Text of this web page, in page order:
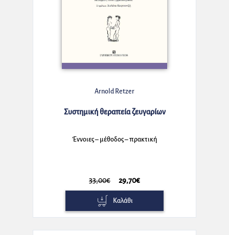
Arnold Retzer
Συστημική θεραπεία ζευγαρίων
Έννοιες – μέθοδος – πρακτική
33,00€ 29,70€
Καλάθι